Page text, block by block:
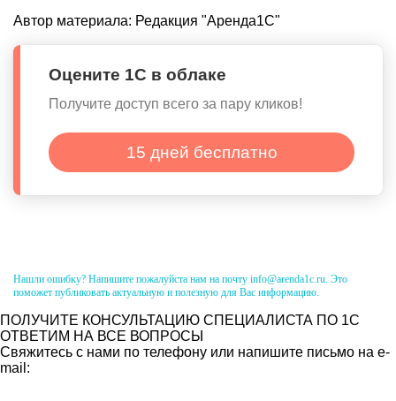
Автор материала: Редакция "Аренда1С"
Оцените 1С в облаке
Получите доступ всего за пару кликов!
15 дней бесплатно
Нашли ошибку? Напишите пожалуйста нам на почту info@arenda1c.ru. Это
поможет публиковать актуальную и полезную для Вас информацию.
ПОЛУЧИТЕ КОНСУЛЬТАЦИЮ СПЕЦИАЛИСТА ПО 1С
ОТВЕТИМ НА ВСЕ ВОПРОСЫ
Свяжитесь с нами по телефону или напишите письмо на e-
mail: